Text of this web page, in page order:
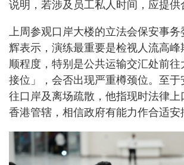
说明，若涉及员工私人时间，应提供
上周参观口岸大楼的立法会保安事务
辉表示，演练最重要是检视人流高峰
顺程度，特别是公共运输交汇处前往
接位」，会否出现严重樽颈位。至
往口岸及离场疏散，他指现时法律上
香港管辖，相信政府有能力作合适安